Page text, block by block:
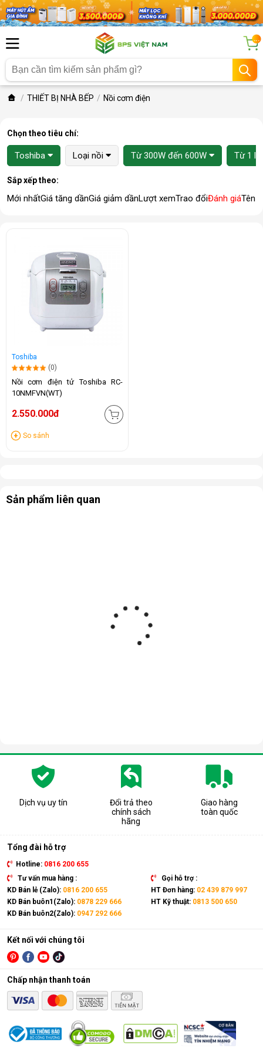
...
THIẾT BỊ NHÀ BẾP Nồi cơm điện
Chọn theo tiêu chí:
Toshiba Loại nồi Từ 300W đến 600W Từ 1 lít
Sắp xếp theo:
Mới nhấtGiá tăng dầnGiá giảm dầnLượt xemTrao đổiĐánh giáTên
Toshiba
(0)
Nồi cơm điện tử Toshiba RC-
10NMFVN(WT)
2.550.000đ
So sánh
Sản phẩm liên quan
Dịch vụ uy tín
Đổi trả theo
chính sách
hãng
Giao hàng
toàn quốc
Tổng đài hỗ trợ
Hotline: 0816 200 655
Tư vấn mua hàng :
KD Bán lẻ (Zalo): 0816 200 655
KD Bán buôn1(Zalo): 0878 229 666
KD Bán buôn2(Zalo): 0947 292 666
Gọi hỗ trợ :
HT Đơn hàng: 02 439 879 997
HT Kỹ thuật: 0813 500 650
Kết nối với chúng tôi
Chấp nhận thanh toán